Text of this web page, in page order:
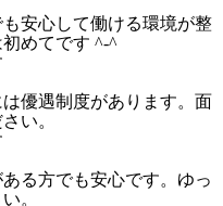
安心して働ける環境が整
めてです ^-^
優遇制度があります。面
い。
る方でも安心です。ゆっ
。